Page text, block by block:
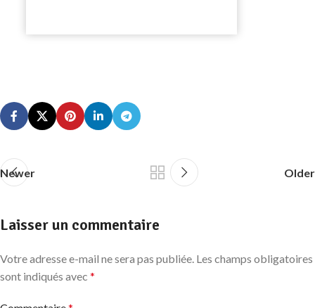
Newer Older
Laisser un commentaire
Votre adresse e-mail ne sera pas publiée. Les champs obligatoires
sont indiqués avec *